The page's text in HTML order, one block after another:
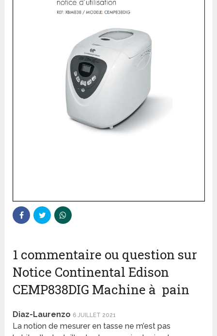
1 commentaire ou question sur
Notice Continental Edison
CEMP838DIG Machine à pain
Diaz-Laurenzo 6 JUILLET 2021
La notion de mesurer en tasse ne m’est pas